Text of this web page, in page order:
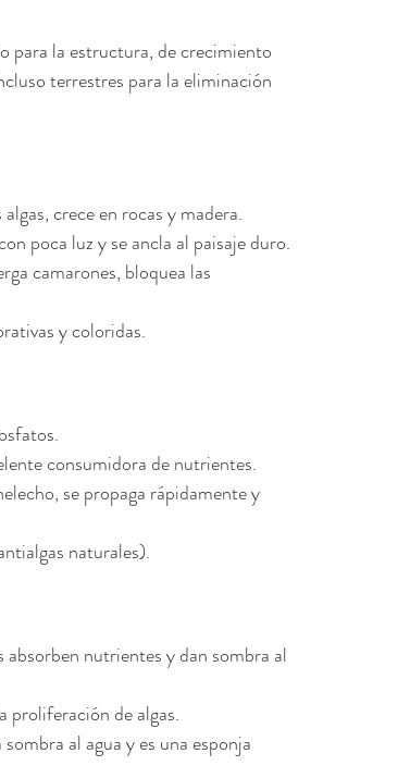
para la estructura, de crecimiento
terrestres para la eliminación
crece en rocas y madera.
poca luz y se ancla al paisaje duro.
camarones, bloquea las
y coloridas.
consumidora de nutrientes.
se propaga rápidamente y
naturales).
absorben nutrientes y dan sombra al
proliferación de algas.
al agua y es una esponja